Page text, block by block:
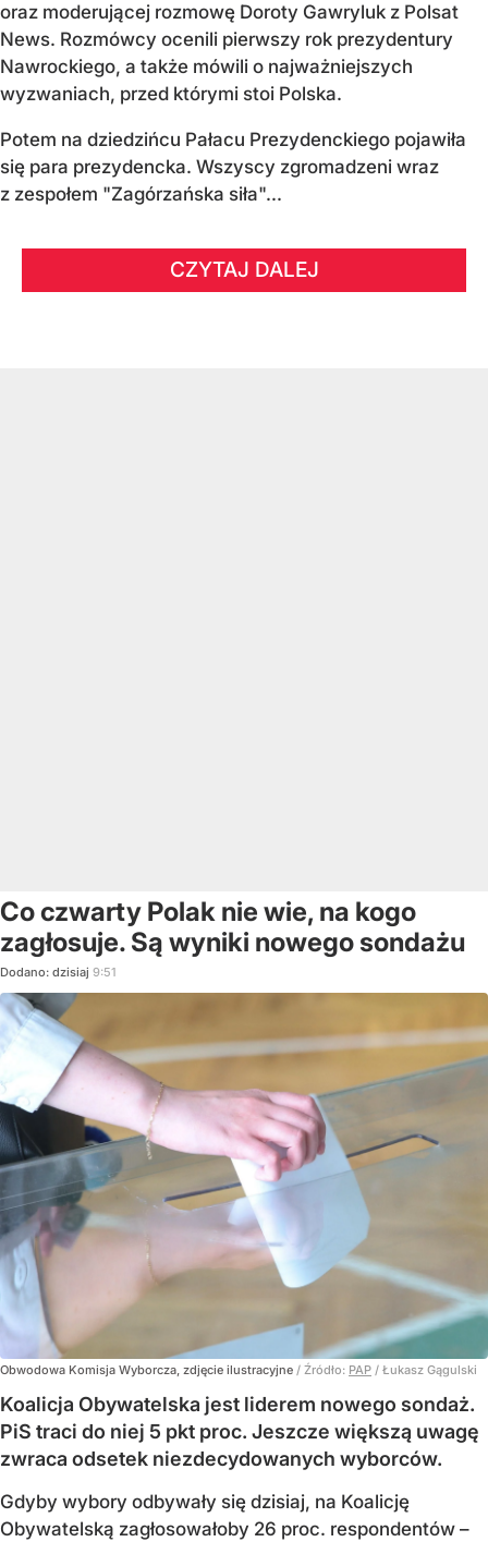
oraz moderującej rozmowę Doroty Gawryluk z Polsat
News. Rozmówcy ocenili pierwszy rok prezydentury
Nawrockiego, a także mówili o najważniejszych
wyzwaniach, przed którymi stoi Polska.
Potem na dziedzińcu Pałacu Prezydenckiego pojawiła
się para prezydencka. Wszyscy zgromadzeni wraz
z zespołem "Zagórzańska siła"...
CZYTAJ DALEJ
Co czwarty Polak nie wie, na kogo
zagłosuje. Są wyniki nowego sondażu
Dodano: dzisiaj 9:51
Obwodowa Komisja Wyborcza, zdjęcie ilustracyjne / Źródło: PAP / Łukasz Gągulski
Koalicja Obywatelska jest liderem nowego sondaż.
PiS traci do niej 5 pkt proc. Jeszcze większą uwagę
zwraca odsetek niezdecydowanych wyborców.
Gdyby wybory odbywały się dzisiaj, na Koalicję
Obywatelską zagłosowałoby 26 proc. respondentów –